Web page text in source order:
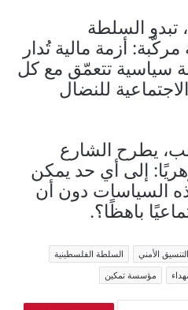
السلطة
أزمة مالية تُدار
سياسية تتعمّق مع كل
للنضال
يطرح الشارع
إلى أي حد يمكن
السياسات دون أن
باهظًا؟.
التنسيق الأمني
السلطة الفلسطينية
مؤسسة تمكين